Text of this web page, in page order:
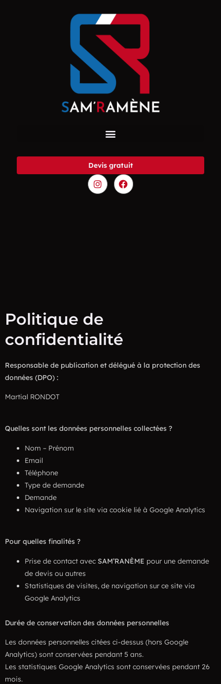
Devis gratuit
Politique de
confidentialité
Responsable de publication et délégué à la protection des
données (DPO) :
Martial RONDOT
Quelles sont les données personnelles collectées ?
Nom – Prénom
Email
Téléphone
Type de demande
Demande
Navigation sur le site via cookie lié à Google Analytics
Pour quelles finalités ?
Prise de contact avec SAM’RANÈME pour une demande
de devis ou autres
Statistiques de visites, de navigation sur ce site via
Google Analytics
Durée de conservation des données personnelles
Les données personnelles citées ci-dessus (hors Google
Analytics) sont conservées pendant 5 ans.
Les statistiques Google Analytics sont conservées pendant 26
mois.